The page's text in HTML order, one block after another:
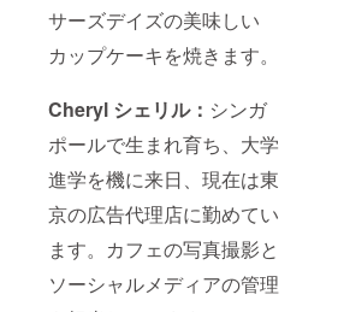
サーズデイズの美味しい
カップケーキを焼きます。
Cheryl シェリル： シンガ
ポールで生まれ育ち、大学
進学を機に来日、現在は東
京の広告代理店に勤めてい
ます。カフェの写真撮影と
ソーシャルメディアの管理